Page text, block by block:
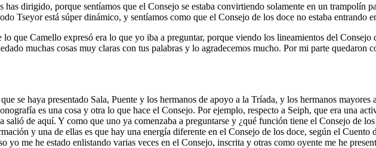
has dirigido, porque sentíamos que el Consejo se estaba convirtiendo solamente en un trampolín
Tseyor está súper dinámico, y sentíamos como que el Consejo de los doce no estaba entrando
que Camello expresó era lo que yo iba a preguntar, porque viendo los lineamientos del Consejo
muchas cosas muy claras con tus palabras y lo agradecemos mucho. Por mi parte quedaron
se haya presentado Sala, Puente y los hermanos de apoyo a la Tríada, y los hermanos mayores
es una cosa y otra lo que hace el Consejo. Por ejemplo, respecto a Seiph, que era una
salió de aquí. Y como que uno ya comenzaba a preguntarse y ¿qué función tiene el Consejo de
y una de ellas es que hay una energía diferente en el Consejo de los doce, según el Cuento
yo me he estado enlistando varias veces en el Consejo, inscrita y otras como oyente me he